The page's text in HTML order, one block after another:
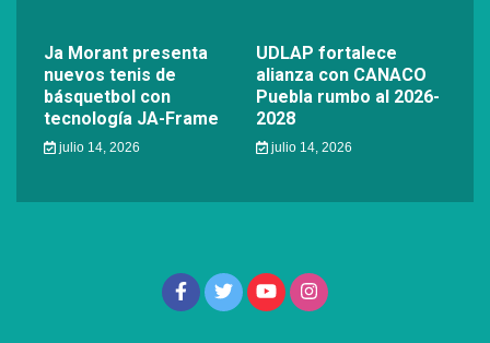
Ja Morant presenta
nuevos tenis de
básquetbol con
tecnología JA-Frame
julio 14, 2026
UDLAP fortalece
alianza con CANACO
Puebla rumbo al 2026-
2028
julio 14, 2026